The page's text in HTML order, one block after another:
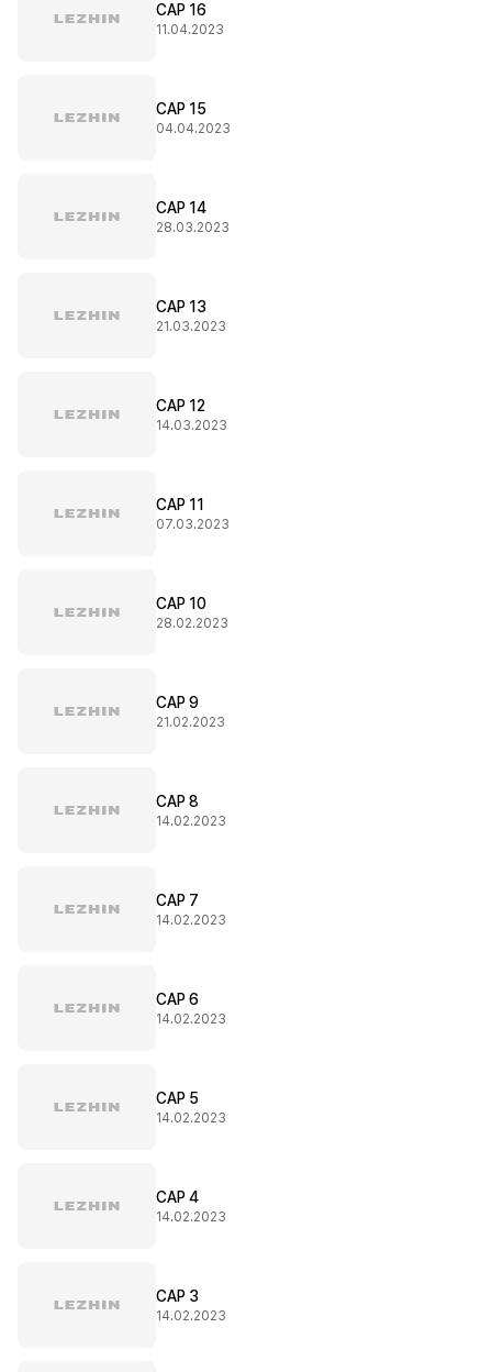
CAP 16
11.04.2023
CAP 15
04.04.2023
CAP 14
28.03.2023
CAP 13
21.03.2023
CAP 12
14.03.2023
CAP 11
07.03.2023
CAP 10
28.02.2023
CAP 9
21.02.2023
CAP 8
14.02.2023
CAP 7
14.02.2023
CAP 6
14.02.2023
CAP 5
14.02.2023
CAP 4
14.02.2023
CAP 3
14.02.2023